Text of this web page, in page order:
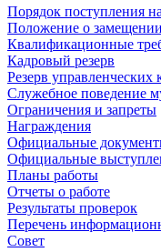
Порядок поступления
Положение о
Квалификационные
Кадровый резерв
Резерв управленческих
Служебное поведение
Ограничения и запреты
Награждения
Официальные
Официальные
Планы работы
Отчеты о работе
Результаты проверок
Перечень
Совет